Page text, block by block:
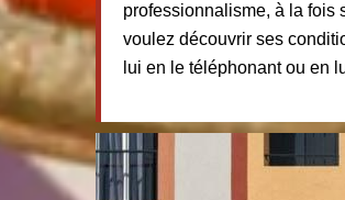
professionnalisme, à la fois
voulez découvrir ses
lui en le téléphonant ou en